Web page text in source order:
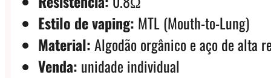
Estilo de vaping: MTL (Mouth-to-Lung)
Material:Algodão orgânico e aço de alta
Venda: unidade individual